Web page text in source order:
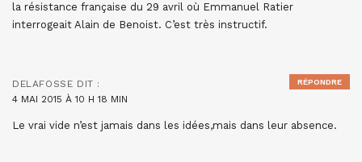
la résistance française du 29 avril où Emmanuel Ratier
interrogeait Alain de Benoist. C’est très instructif.
DELAFOSSE DIT :
4 MAI 2015 À 10 H 18 MIN
Le vrai vide n’est jamais dans les idées,mais dans leur absence.
RÉPONDRE